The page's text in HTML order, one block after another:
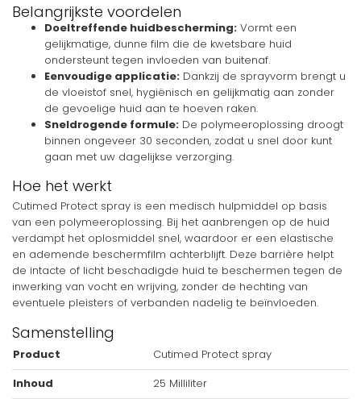
Belangrijkste voordelen
Doeltreffende huidbescherming: Vormt een
gelijkmatige, dunne film die de kwetsbare huid
ondersteunt tegen invloeden van buitenaf.
Eenvoudige applicatie: Dankzij de sprayvorm brengt u
de vloeistof snel, hygiënisch en gelijkmatig aan zonder
de gevoelige huid aan te hoeven raken.
Sneldrogende formule: De polymeeroplossing droogt
binnen ongeveer 30 seconden, zodat u snel door kunt
gaan met uw dagelijkse verzorging.
Hoe het werkt
Cutimed Protect spray is een medisch hulpmiddel op basis
van een polymeeroplossing. Bij het aanbrengen op de huid
verdampt het oplosmiddel snel, waardoor er een elastische
en ademende beschermfilm achterblijft. Deze barrière helpt
de intacte of licht beschadigde huid te beschermen tegen de
inwerking van vocht en wrijving, zonder de hechting van
eventuele pleisters of verbanden nadelig te beïnvloeden.
Samenstelling
Product
Cutimed Protect spray
Inhoud
25 Milliliter